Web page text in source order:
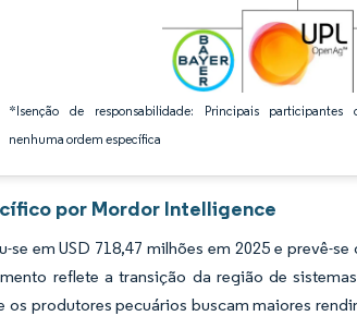
*Isenção de responsabilidade: Principais participantes
nenhuma ordem específica
por Mordor Intelligence
em USD 718,47 milhões em 2025 e prevê-se
reflete a transição da região de
produtores pecuários buscam maiores